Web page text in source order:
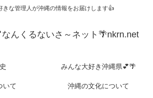
きな管理人が沖縄の情報をお届けします👍
んくるないさ～ネット🌴nkrn.net
みんな大好き沖縄県💕🌴
いて 沖縄の文化について